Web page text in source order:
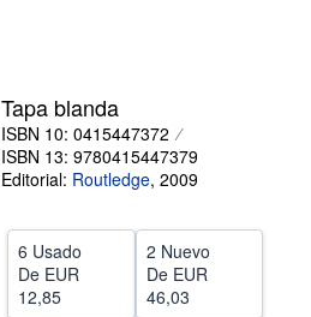
Tapa blanda
ISBN 10: 0415447372
ISBN 13: 9780415447379
Editorial: Routledge, 2009
6 Usado
De EUR
12,85
2 Nuevo
De EUR
46,03